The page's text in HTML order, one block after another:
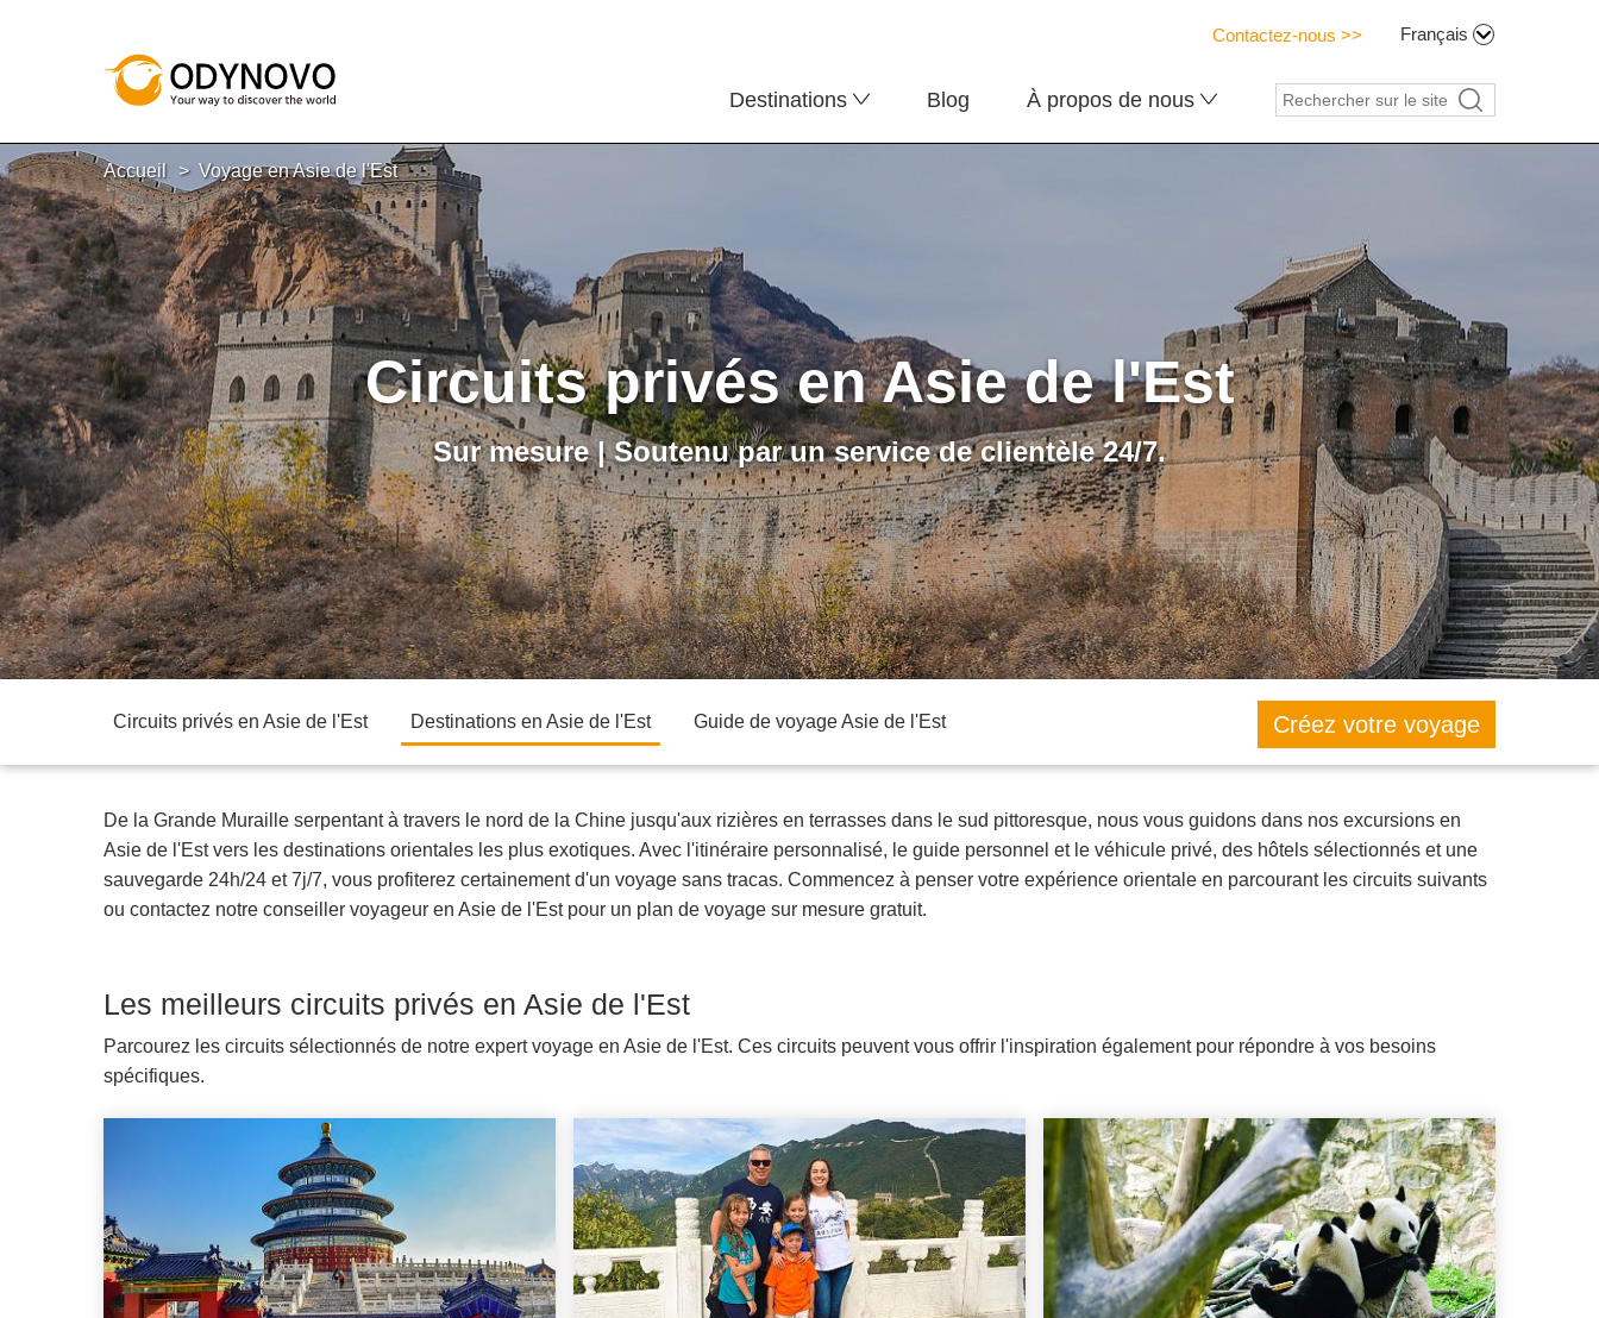
Contactez-nous >>
Destinations Blog À propos de nous
Français
Accueil Voyage en Asie de l'Est
Circuits privés en Asie de l'Est
Sur mesure | Soutenu par un service de clientèle 24/7.
Circuits privés en Asie de l'Est Destinations en Asie de l'Est Guide de voyage Asie de l'Est Créez votre voyage
De la Grande Muraille serpentant à travers le nord de la Chine jusqu'aux rizières en terrasses dans le sud pittoresque, nous vous guidons dans nos excursions en
Asie de l'Est vers les destinations orientales les plus exotiques. Avec l'itinéraire personnalisé, le guide personnel et le véhicule privé, des hôtels sélectionnés et une
sauvegarde 24h/24 et 7j/7, vous profiterez certainement d'un voyage sans tracas. Commencez à penser votre expérience orientale en parcourant les circuits suivants
ou contactez notre conseiller voyageur en Asie de l'Est pour un plan de voyage sur mesure gratuit.
Les meilleurs circuits privés en Asie de l'Est
Parcourez les circuits sélectionnés de notre expert voyage en Asie de l'Est. Ces circuits peuvent vous offrir l'inspiration également pour répondre à vos besoins
spécifiques.